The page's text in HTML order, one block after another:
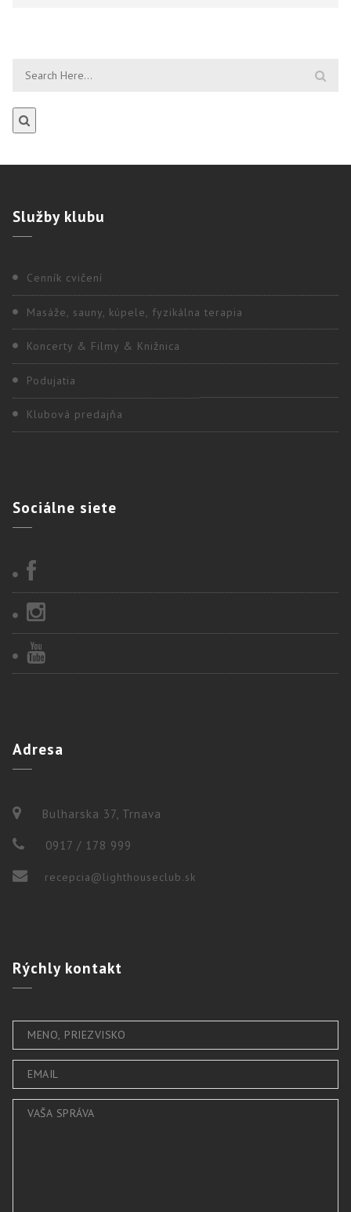
Službyklubu
Cenník cvičení
Masáže, sauny, kúpele, fyzikálna terapia
Koncerty & Filmy & Knižnica
Podujatia
Klubová predajňa
Sociálne siete
Adresa
Bulharska 37, Trnava
0917 / 178 999
recepcia@lighthouseclub.sk
Rýchlykontakt